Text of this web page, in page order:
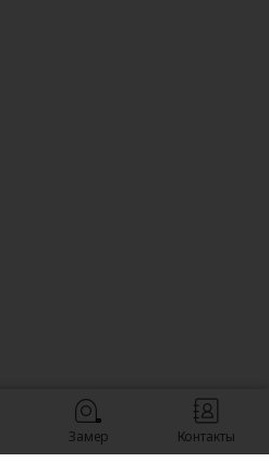
Замер Контакты